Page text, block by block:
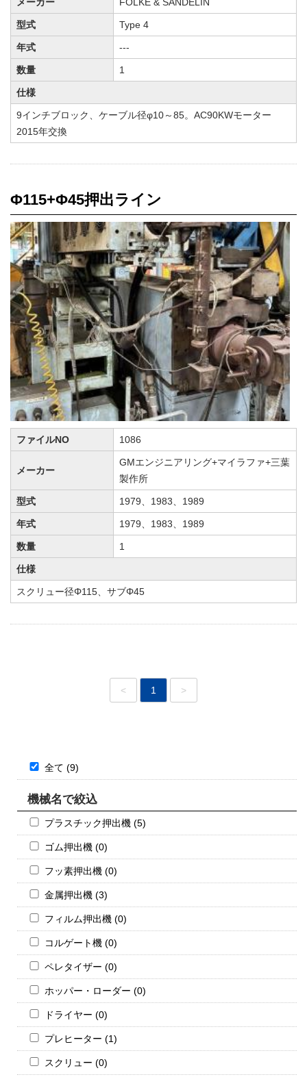
型式 Type 4
年式 ---
数量 1
仕様
9インチブロック、ケーブル径φ10～85。AC90KWモーター
2015年交換
Φ115+Φ45押出ライン
ファイルNO 1086
メーカー
GMエンジニアリング+マイラファ+三葉
製作所
型式 1979、1983、1989
年式 1979、1983、1989
数量 1
仕様
スクリュー径Φ115、サブΦ45
< 1 >
全て (9)
機械名で絞込
プラスチック押出機 (5)
ゴム押出機 (0)
フッ素押出機 (0)
金属押出機 (3)
フィルム押出機 (0)
コルゲート機 (0)
ペレタイザー (0)
ホッパー・ローダー (0)
ドライヤー (0)
プレヒーター (1)
スクリュー (0)